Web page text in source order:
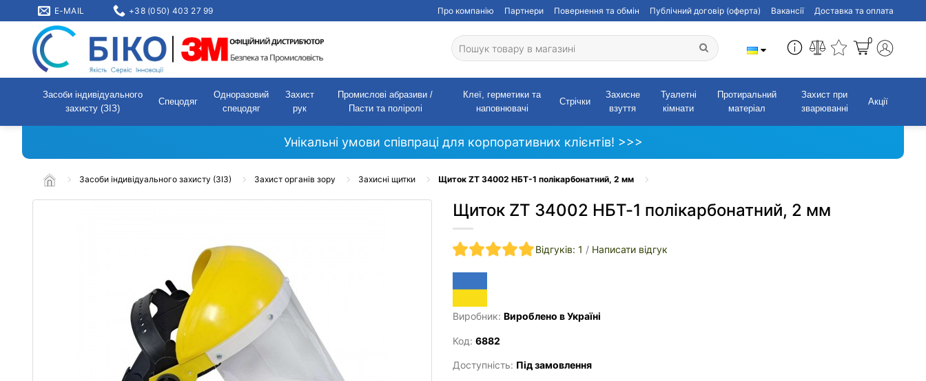
E-MAIL +38 (050) 403 27 99 Про компанію Партнери Повернення та обмін Публічний договір (оферта) Вакансії Доставка та оплата
0
Засоби індивідуального
захисту (ЗІЗ)
Спецодяг
Одноразовий
спецодяг
Захист
рук
Промислові абразиви /
Пасти та поліролі
Клеї, герметики та
наповнювачі
Стрічки
Захисне
взуття
Туалетні
кімнати
Протиральний
матеріал
Захист при
зварюванні
Акції
Унікальні умови співпраці для корпоративних клієнтів! >>>
Засоби індивідуального захисту (ЗІЗ) Захист органів зору Захисні щитки Щиток ZT 34002 НБТ-1 полікарбонатний, 2 мм
Щиток ZT 34002 НБТ-1 полікарбонатний, 2 мм
Відгуків: 1 / Написати відгук
Виробник: Вироблено в Україні
Код: 6882
Доступність: Під замовлення